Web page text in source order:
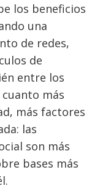
los beneficios
una
de redes,
de
entre los
más
más factores
las
son más
bases más